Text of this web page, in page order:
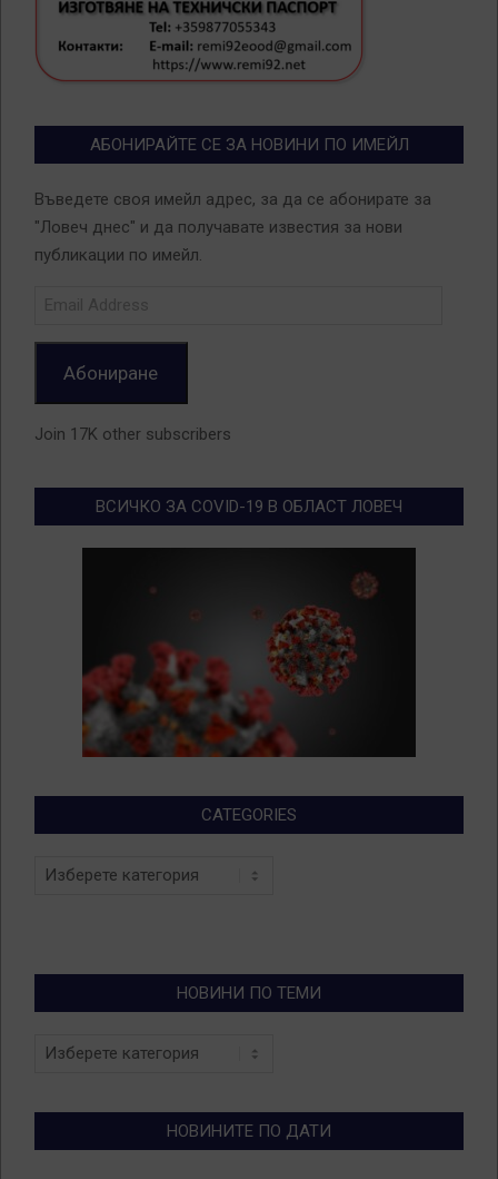
АБОНИРАЙТЕ СЕ ЗА НОВИНИ ПО ИМЕЙЛ
Въведете своя имейл адрес, за да се абонирате за
"Ловеч днес" и да получавате известия за нови
публикации по имейл.
Абониране
Join 17K other subscribers
ВСИЧКО ЗА COVID-19 В ОБЛАСТ ЛОВЕЧ
CATEGORIES
Categories
НОВИНИ ПО ТЕМИ
Новини
НОВИНИТЕ ПО ДАТИ